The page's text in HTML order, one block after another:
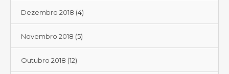
Dezembro 2018 (4)
Novembro 2018 (5)
Outubro 2018 (12)